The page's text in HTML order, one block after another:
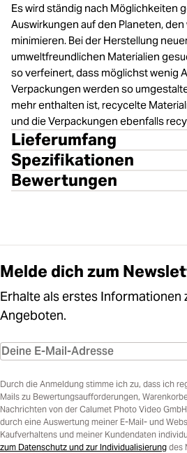
Es wird ständig nach Möglichkeiten
Auswirkungen auf den Planeten, den
minimieren. Bei der Herstellung
umweltfreundlichen Materialien
so verfeinert, dass möglichst wenig
Verpackungen werden so
mehr enthalten ist, recycelte
und die Verpackungen ebenfalls
Lieferumfang
Spezifikationen
Bewertungen
Melde dich zum
Erhalte als erstes Informationen
Angeboten.
Durch die Anmeldung stimme ich zu, dass ich
Mails zu Bewertungsaufforderungen,
Nachrichten von der Calumet Photo Video
durch eine Auswertung meiner E-Mail- und
Kaufverhaltens und meiner Kundendaten
zum Datenschutz und zur Individualisierung des